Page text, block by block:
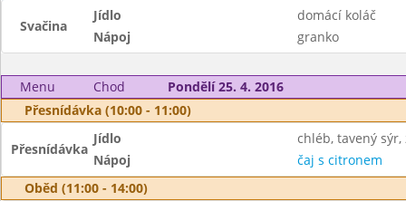
Svačina
Jídlo
domácí koláč
Nápoj
granko
Menu Chod
Pondělí 25. 4. 2016
Přesnídávka (10:00 - 11:00)
Přesnídávka
Jídlo
chléb, tavený
Nápoj
čaj s citronem
Oběd (11:00 - 14:00)